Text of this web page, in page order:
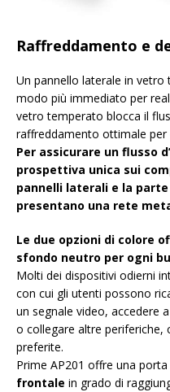
Raffreddamento e
Un pannello laterale in
modo più immediato per
vetro temperato blocca il
raffreddamento ottimale
Per assicurare un flusso
prospettiva unica sui
pannelli laterali e la parte
presentano una rete
Le due opzioni di colore
sfondo neutro per ogni
Molti dei dispositivi odierni
con cui gli utenti possono
un segnale video, accedere
o collegare altre
preferite.
Prime AP201 offre una porta
frontale in grado di